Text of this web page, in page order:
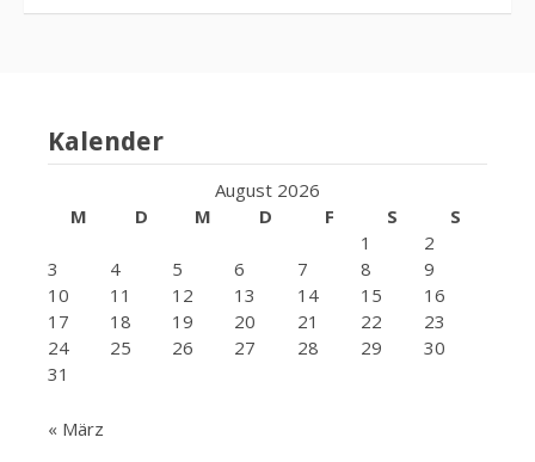
Kalender
August 2026
M
D M D F S
S
1
2
3
4 5 6 7 8
9
10
11 12 13 14 15
16
17
18 19 20 21 22
23
24
25 26 27 28 29
30
31
« März